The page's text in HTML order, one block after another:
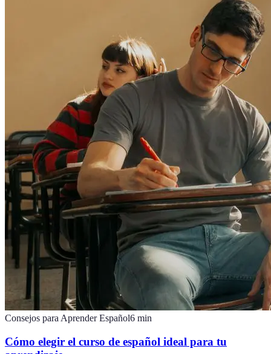
Consejos para Aprender Español6 min
Cómo elegir el curso de español ideal para tu